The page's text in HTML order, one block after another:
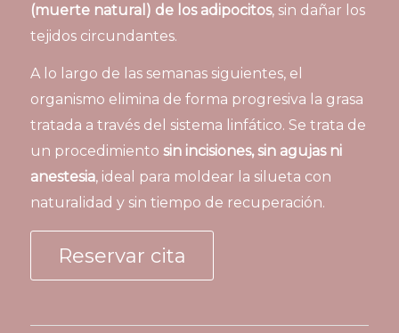
(muerte natural) de los adipocitos, sin dañar los
tejidos circundantes.
A lo largo de las semanas siguientes, el
organismo elimina de forma progresiva la grasa
tratada a través del sistema linfático. Se trata de
un procedimiento sin incisiones, sin agujas ni
anestesia, ideal para moldear la silueta con
naturalidad y sin tiempo de recuperación.
Reservar cita